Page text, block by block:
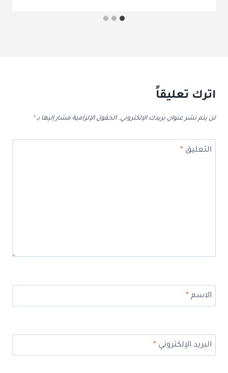
اترك تعليقاً
لن يتم نشر عنوان بريدك الإلكتروني. الحقول الإلزامية مشار إليها بـ*
التعليق*
الاسم*
البريد الإلكتروني*